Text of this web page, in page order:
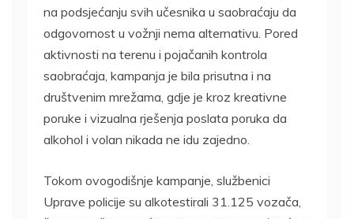
na podsjećanju svih učesnika u saobraćaju da
odgovornost u vožnji nema alternativu. Pored
aktivnosti na terenu i pojačanih kontrola
saobraćaja, kampanja je bila prisutna i na
društvenim mrežama, gdje je kroz kreativne
poruke i vizualna rješenja poslata poruka da
alkohol i volan nikada ne idu zajedno.
Tokom ovogodišnje kampanje, službenici
Uprave policije su alkotestirali 31.125 vozača,